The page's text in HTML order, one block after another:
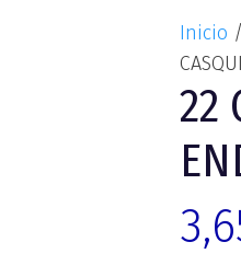
Inicio /
22